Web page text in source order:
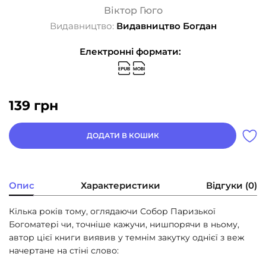
Віктор Гюго
Видавництво: Видавництво Богдан
Електронні формати:
139 грн
ДОДАТИ В КОШИК
Опис Характеристики Відгуки (0)
Кілька років тому, оглядаючи Собор Паризької
Богоматері чи, точніше кажучи, нишпорячи в ньому,
автор цієї книги виявив у темнім закутку однієї з веж
начертане на стіні слово: